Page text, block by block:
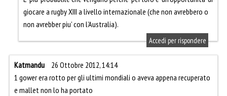
giocare a rugby XIII a livello internazionale (che non avrebbero o
non avrebber piu’ con l’Australia).
Accedi per rispondere
Katmandu
26 Ottobre 2012, 14:14
1 gower era rotto per gli ultimi mondiali o aveva appena recuperato
e mallet non lo ha portato